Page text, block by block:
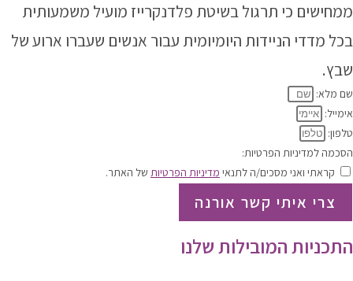
ממחישים כי תרגול בשיטת פלדנקרייז מועיל משמעותית
בכל מדדי הניידות היומיומית עבור אנשים שעברו ארוע של
שבץ.
שם מלא:
אימייל:
טלפון:
הסכמה למדיניות הפרטיות:
קראתי ואני מסכים/ה לתנאי מדיניות הפרטיות של האתר.
צרי איתי קשר אורנה
התכניות המובילות שלנו